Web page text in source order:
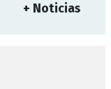
+ Noticias